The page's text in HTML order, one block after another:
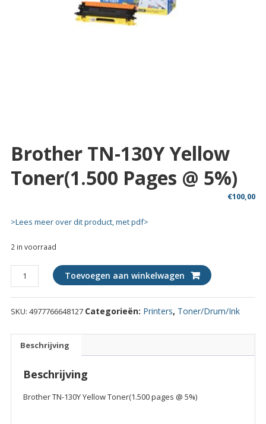
Brother TN-130Y Yellow
Toner(1.500 Pages @ 5%)
€100,00
>Lees meer over dit product, met pdf>
2 in voorraad
Brother
TN-
130Y
Yellow
quantity
Toevoegen aan winkelwagen
SKU: 4977766648127 Categorieën: Printers, Toner/Drum/Ink
Beschrijving
Beschrijving
Brother TN-130Y Yellow Toner(1.500 pages @ 5%)